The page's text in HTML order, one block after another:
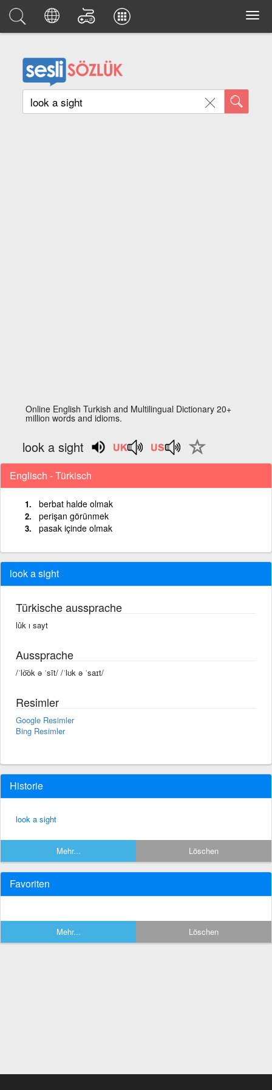
Online English Turkish and Multilingual Dictionary 20+
million words and idioms.
look a sight
Englisch - Türkisch
berbat halde olmak
perişan görünmek
pasak içinde olmak
look a sight
Türkische aussprache
lûk ı sayt
Aussprache
/ˈlo͝ok ə ˈsīt/ /ˈlʊk ə ˈsaɪt/
Resimler
Google Resimler
Bing Resimler
Historie
look a sight
Mehr... Löschen
Favoriten
Mehr... Löschen